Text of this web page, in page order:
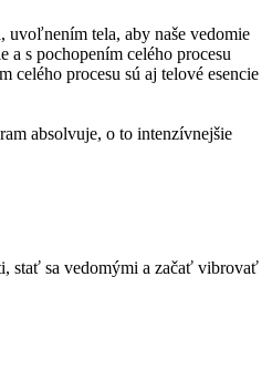
uvoľnením tela, aby naše vedomie
s pochopením celého procesu
celého procesu sú aj telové esencie
absolvuje, o to intenzívnejšie
stať sa vedomými a začať vibrovať